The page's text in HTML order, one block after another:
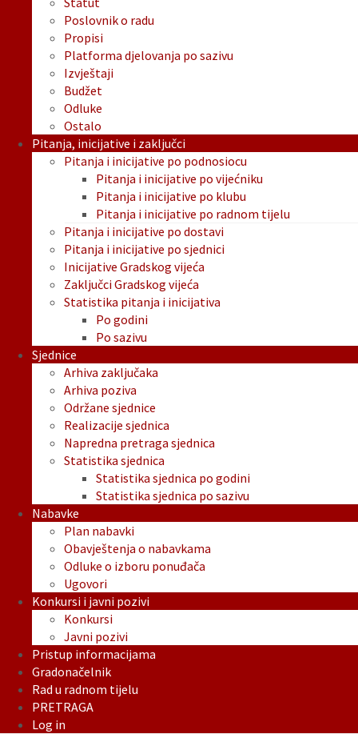
Poslovnik o radu
Propisi
Platforma djelovanja po sazivu
Izvještaji
Budžet
Odluke
Ostalo
Pitanja, inicijative i zaključci
Pitanja i inicijative po podnosiocu
Pitanja i inicijative po vijećniku
Pitanja i inicijative po klubu
Pitanja i inicijative po radnom tijelu
Pitanja i inicijative po dostavi
Pitanja i inicijative po sjednici
Inicijative Gradskog vijeća
Zaključci Gradskog vijeća
Statistika pitanja i inicijativa
Po godini
Po sazivu
Sjednice
Arhiva zaključaka
Arhiva poziva
Održane sjednice
Realizacije sjednica
Napredna pretraga sjednica
Statistika sjednica
Statistika sjednica po godini
Statistika sjednica po sazivu
Nabavke
Plan nabavki
Obavještenja o nabavkama
Odluke o izboru ponuđača
Ugovori
Konkursi i javni pozivi
Konkursi
Javni pozivi
Pristup informacijama
Gradonačelnik
Rad u radnom tijelu
PRETRAGA
Log in